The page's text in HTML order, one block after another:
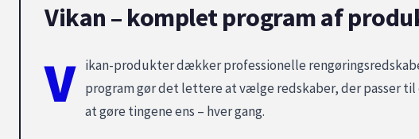
Vikan – komplet program af
V ikan-produkter dækker professionelle
program gør det lettere at vælge redskaber, der passer
at gøre tingene ens – hver gang.